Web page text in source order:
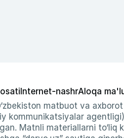
Internet-nashrAloqa
matbuot va
kommunikatsiyalar
Matnli materiallarni